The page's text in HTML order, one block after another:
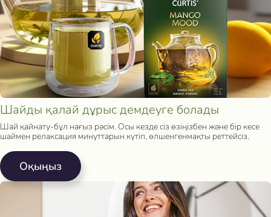
Шайды қалай дұрыс демдеуге болады
Шай қайнату-бұл нағыз рәсім. Осы кезде сіз өзіңізбен және бір кесе
шаймен релаксация минуттарын күтіп, өлшенгенмақты реттейсіз.
Oқыңыз